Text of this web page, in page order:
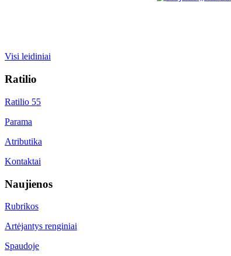
Visi leidiniai
Ratilio
Ratilio 55
Parama
Atributika
Kontaktai
Naujienos
Rubrikos
Artėjantys renginiai
Spaudoje